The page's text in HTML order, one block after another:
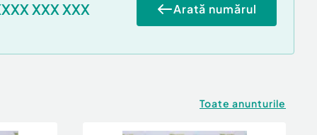
XXX XXX Arată numărul
Toate anunturile